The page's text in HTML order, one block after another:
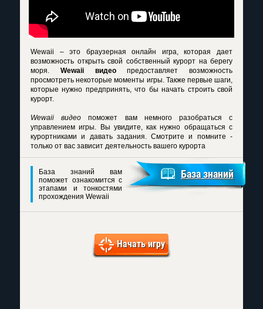
Wewaii – это браузерная онлайн игра, которая дает
возможность открыть свой собственный курорт на берегу
моря. Wewaii видеопредоставляет возможность
просмотреть некоторые моменты игры. Также первые шаги,
которые нужно предпринять, что бы начать строить свой
курорт.
Wewaii видео поможет вам немного разобраться с
управлением игры. Вы увидите, как нужно обращаться с
курортниками и давать задания. Смотрите и помните -
только от вас зависит деятельность вашего курорта
База знаний вам
поможет ознакомится с
этапами и тонкостями
прохождения Wewaii
База знаний
Начать игру